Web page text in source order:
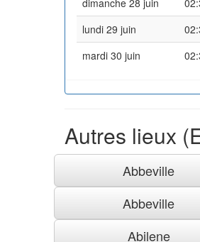
lundi 29 juin
mardi 30 juin
Autres lieux
Abbeville
Abbeville
Abilene